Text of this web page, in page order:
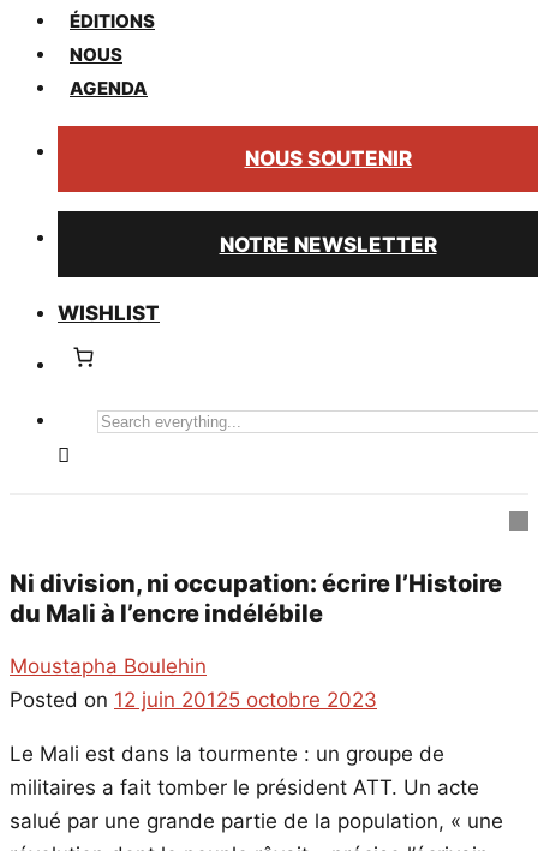
ÉDITIONS
NOUS
AGENDA
NOUS SOUTENIR
NOTRE NEWSLETTER
WISHLIST
Search
Ni division, ni occupation: écrire l’Histoire
du Mali à l’encre indélébile
Moustapha Boulehin
Posted on 12 juin 20125 octobre 2023
Le Mali est dans la tourmente : un groupe de
militaires a fait tomber le président ATT. Un acte
salué par une grande partie de la population, « une